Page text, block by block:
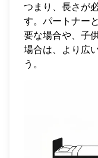
つまり、長さが
す。パートナー
要な場合や、子
場合は、より広
う。